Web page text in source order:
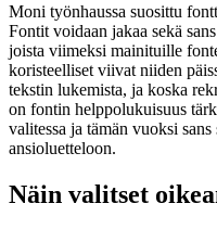
Moni työnhaussa suosittu
Fontit voidaan jakaa sekä
joista viimeksi mainituille
koristeelliset viivat niiden
tekstin lukemista, ja koska
on fontin helppolukuisuus
valitessa ja tämän vuoksi
ansioluetteloon.
Näin valitset